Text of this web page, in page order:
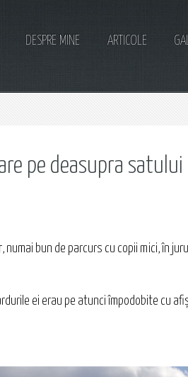
DESPRE MINE ARTICOLE
pe deasupra satului
bun de parcurs cu copii mici, în
ei erau pe atunci împodobite cu